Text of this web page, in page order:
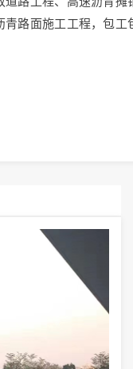
路面施工工程，包工